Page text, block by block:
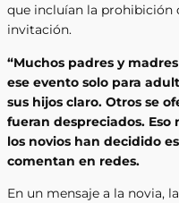
que incluían la prohibición
invitación.
“Muchos padres y
ese evento solo para
sus hijos claro. Otros se
fueran despreciados. Eso
los novios han decidido
comentan en redes.
En un mensaje a la novia,